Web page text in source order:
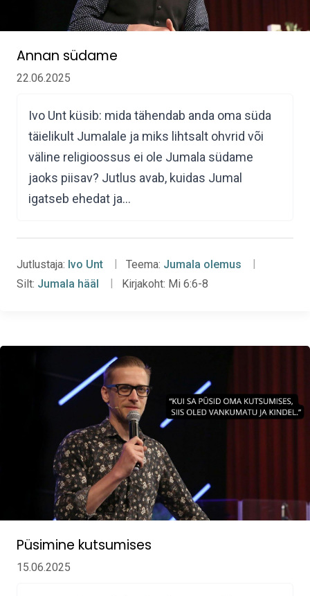
Annan südame
22.06.2025
Ivo Unt küsib: mida tähendab anda oma süda
täielikult Jumalale ja miks lihtsalt ohvrid või
väline religioossus ei ole Jumala südame
jaoks piisav? Jutlus avab, kuidas Jumal
igatseb ehedat ja…
Jutlustaja: Ivo Unt Teema: Jumala olemus
Silt: Jumala hääl Kirjakoht: Mi 6:6-8
Püsimine kutsumises
15.06.2025